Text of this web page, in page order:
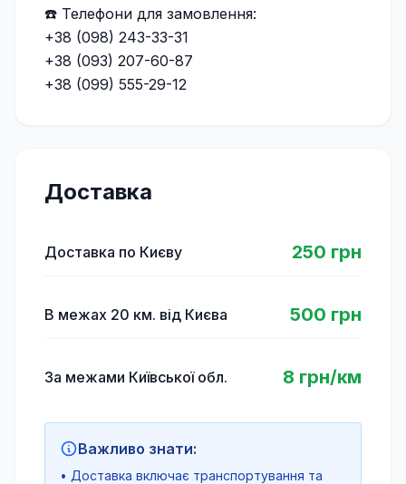
☎️ Телефони для замовлення:
+38 (098) 243-33-31
+38 (093) 207-60-87
+38 (099) 555-29-12
Доставка
Доставка по Києву 250 грн
В межах 20 км. від Києва 500 грн
За межами Київської обл. 8 грн/км
Важливо знати:
• Доставка включає транспортування та